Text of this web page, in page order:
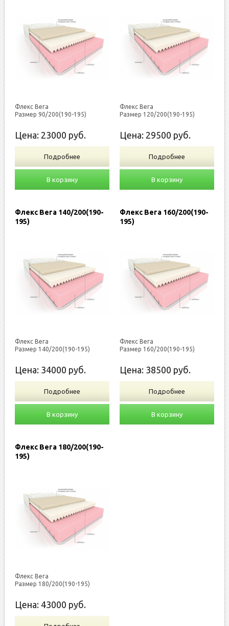
Флекс Вега
Размер 90/200(190-195)
Цена: 23000 руб.
Подробнее
В корзину
Флекс Вега
Размер 120/200(190-195)
Цена: 29500 руб.
Подробнее
В корзину
Флекс Вега 140/200(190-
195)
Флекс Вега
Размер 140/200(190-195)
Цена: 34000 руб.
Подробнее
В корзину
Флекс Вега 160/200(190-
195)
Флекс Вега
Размер 160/200(190-195)
Цена: 38500 руб.
Подробнее
В корзину
Флекс Вега 180/200(190-
195)
Флекс Вега
Размер 180/200(190-195)
Цена: 43000 руб.